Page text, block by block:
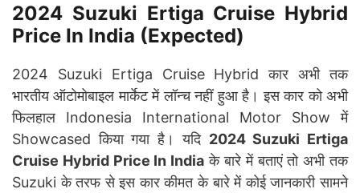
2024 Suzuki Ertiga Cruise Hybrid
Price In India (Expected)
2024 Suzuki Ertiga Cruise Hybrid कार अभी तक
भारतीय ऑटोमोबाइल मार्केट में लॉन्च नहीं हुआ है। इस कार को अभी
फिलहाल Indonesia International Motor Show में
Showcased किया गया है। यदि 2024 Suzuki Ertiga
Cruise Hybrid Price In India के बारे में बताएं तो अभी तक
Suzuki के तरफ से इस कार कीमत के बारे में कोई जानकारी सामने